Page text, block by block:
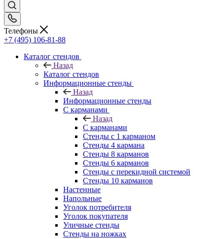
Телефоны
+7 (495) 106-81-88
Каталог стендов
Назад
Каталог стендов
Информационные стенды
Назад
Информационные стенды
С карманами
Назад
С карманами
Стенды с 1 карманом
Стенды 4 кармана
Стенды 8 карманов
Стенды 6 карманов
Стенды с перекидной системой
Стенды 10 карманов
Настенные
Напольные
Уголок потребителя
Уголок покупателя
Уличные стенды
Стенды на ножках